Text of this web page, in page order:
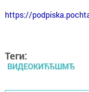
https://
Теги:
ВИДЕОКИЋЂШМЂ